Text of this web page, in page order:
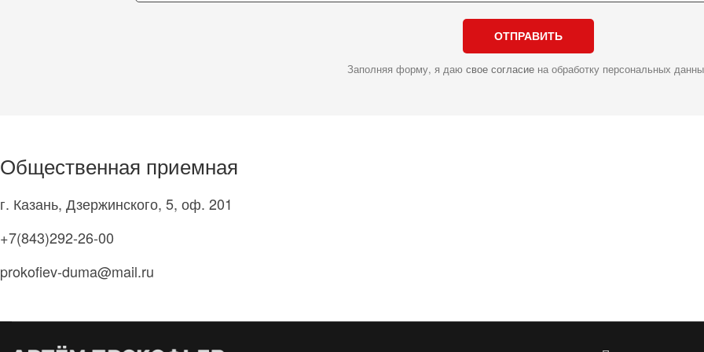
ОТПРАВИТЬ
Заполняя форму, я даю свое согласиена обработку персональных
Общественная приемная
г. Казань, Дзержинского, 5, оф. 201
+7(843)292-26-00
prokofiev-duma@mail.ru